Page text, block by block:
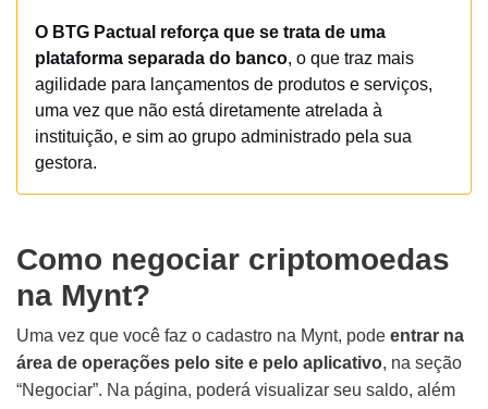
O BTG Pactual reforça que se trata de uma
plataforma separada do banco, o que traz mais
agilidade para lançamentos de produtos e serviços,
uma vez que não está diretamente atrelada à
instituição, e sim ao grupo administrado pela sua
gestora.
Como negociar criptomoedas
na Mynt?
Uma vez que você faz o cadastro na Mynt, pode entrar na
área de operações pelo site e pelo aplicativo, na seção
“Negociar”. Na página, poderá visualizar seu saldo, além